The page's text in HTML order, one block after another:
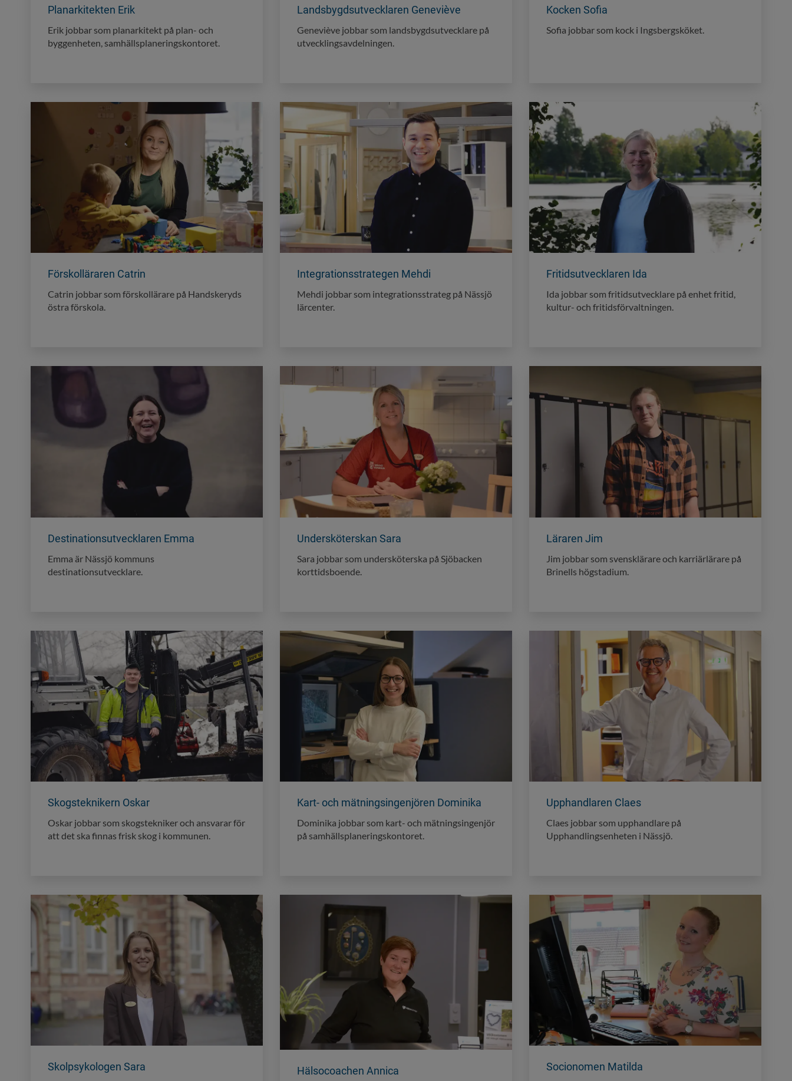
Planarkitekten Erik
Erik jobbar som planarkitekt på plan- och
byggenheten, samhällsplaneringskontoret.
Förskolläraren Catrin
Catrin jobbar som förskollärare på Handskeryds
östra förskola.
Destinationsutvecklaren Emma
Emma är Nässjö kommuns
destinationsutvecklare.
Skogsteknikern Oskar
Oskar jobbar som skogstekniker och ansvarar för
att det ska finnas frisk skog i kommunen.
Skolpsykologen Sara
Landsbygdsutvecklaren Geneviève
Geneviève jobbar som landsbygdsutvecklare på
utvecklingsavdelningen.
Integrationsstrategen Mehdi
Mehdi jobbar som integrationsstrateg på Nässjö
lärcenter.
Undersköterskan Sara
Sara jobbar som undersköterska på Sjöbacken
korttidsboende.
Kart- och mätningsingenjören Dominika
Dominika jobbar som kart- och mätningsingenjör
på samhällsplaneringskontoret.
Hälsocoachen Annica
Kocken Sofia
Sofia jobbar som kock i Ingsbergsköket.
Fritidsutvecklaren Ida
Ida jobbar som fritidsutvecklare på enhet fritid,
kultur- och fritidsförvaltningen.
Läraren Jim
Jim jobbar som svensklärare och karriärlärare på
Brinells högstadium.
Upphandlaren Claes
Claes jobbar som upphandlare på
Upphandlingsenheten i Nässjö.
Socionomen Matilda